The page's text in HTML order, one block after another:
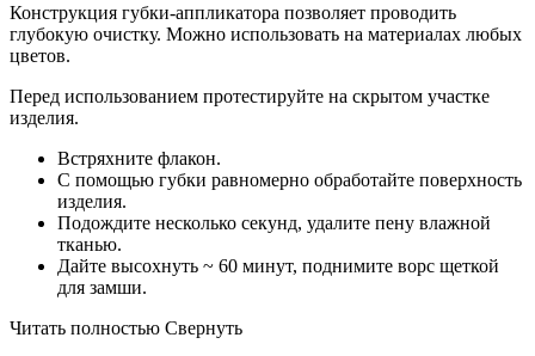
Конструкция губки-аппликатора позволяет проводить
глубокую очистку. Можно использовать на материалах любых
цветов.
Перед использованием протестируйте на скрытом участке
изделия.
Встряхните флакон.
C помощью губки равномерно обработайте поверхность
изделия.
Подождите несколько секунд, удалите пену влажной
тканью.
Дайте высохнуть ~ 60 минут, поднимите ворс щеткой
для замши.
Читать полностью Свернуть